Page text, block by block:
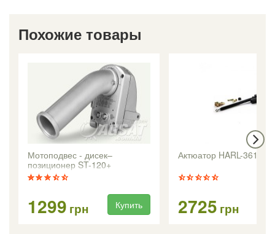
Похожие товары
Мотоподвес - дисек–
позиционер ST-120+
1299 грн Купить
Актюатор HARL-3618+
2725 грн